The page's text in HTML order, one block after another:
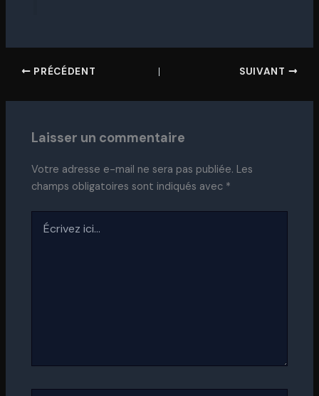
PRÉCÉDENT SUIVANT
Laisser un commentaire
Votre adresse e-mail ne sera pas publiée. Les
champs obligatoires sont indiqués avec *
ici…